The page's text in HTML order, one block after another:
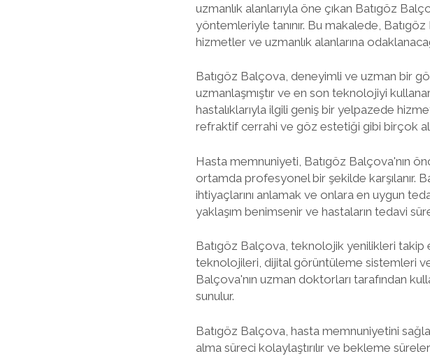
uzmanlık alanlarıyla öne çıkan Batıgöz
yöntemleriyle tanınır. Bu makalede,
hizmetler ve uzmanlık alanlarına
Batıgöz Balçova, deneyimli ve uzman bir
uzmanlaşmıştır ve en son teknolojiyi
hastalıklarıyla ilgili geniş bir yelpazede
refraktif cerrahi ve göz estetiği gibi birçok
Hasta memnuniyeti, Batıgöz Balçova'nın
ortamda profesyonel bir şekilde karşılanır.
ihtiyaçlarını anlamak ve onlara en uygun
yaklaşım benimsenir ve hastaların tedavi
Batıgöz Balçova, teknolojik yenilikleri takip
teknolojileri, dijital görüntüleme sistemleri
Balçova'nın uzman doktorları tarafından
sunulur.
Batıgöz Balçova, hasta memnuniyetini
alma süreci kolaylaştırılır ve bekleme